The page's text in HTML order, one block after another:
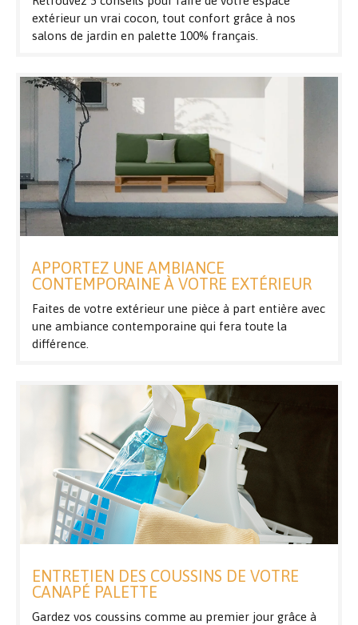
extérieur un vrai cocon, tout confort grâce à nos
salons de jardin en palette 100% français.
APPORTEZ UNE AMBIANCE
CONTEMPORAINE À VOTRE EXTÉRIEUR
Faites de votre extérieur une pièce à part entière avec
une ambiance contemporaine qui fera toute la
différence.
ENTRETIEN DES COUSSINS DE VOTRE
CANAPÉ PALETTE
Gardez vos coussins comme au premier jour grâce à